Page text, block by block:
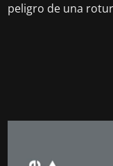
peligro de una